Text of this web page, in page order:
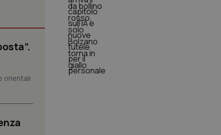
orientali
le
che le loro
future.